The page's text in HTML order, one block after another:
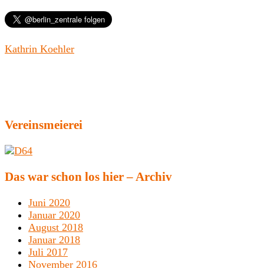
Kathrin Koehler
Vereinsmeierei
Das war schon los hier – Archiv
Juni 2020
Januar 2020
August 2018
Januar 2018
Juli 2017
November 2016